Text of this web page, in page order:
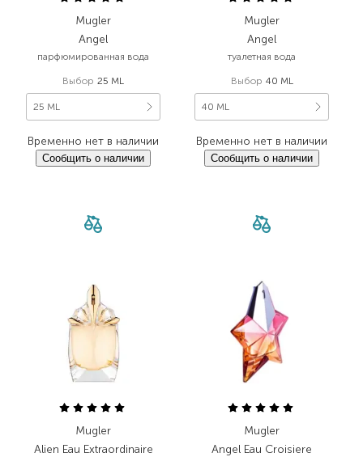
Mugler
Angel
парфюмированная вода
Выбор 25 ML
25 ML
Временно нет в наличии
Сообщить о наличии
Mugler
Angel
туалетная вода
Выбор 40 ML
40 ML
Временно нет в наличии
Сообщить о наличии
Mugler
Alien Eau Extraordinaire
Mugler
Angel Eau Croisiere